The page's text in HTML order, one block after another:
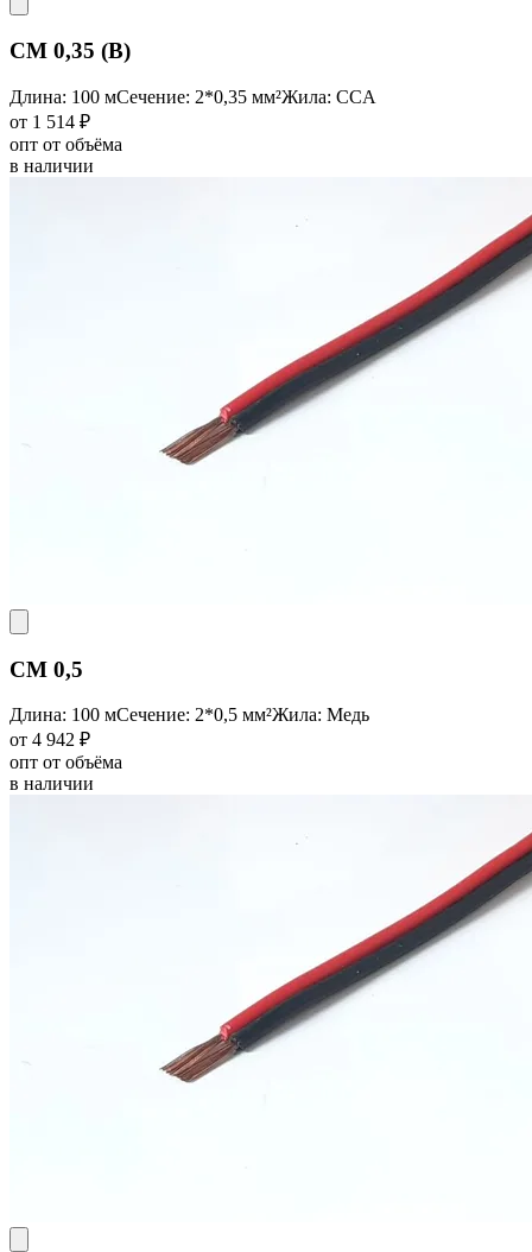
CM 0,35 (B)
Длина: 100 мСечение: 2*0,35 мм²Жила: CCA
от 1 514 ₽
опт от объёма
в наличии
CM 0,5
Длина: 100 мСечение: 2*0,5 мм²Жила: Медь
от 4 942 ₽
опт от объёма
в наличии